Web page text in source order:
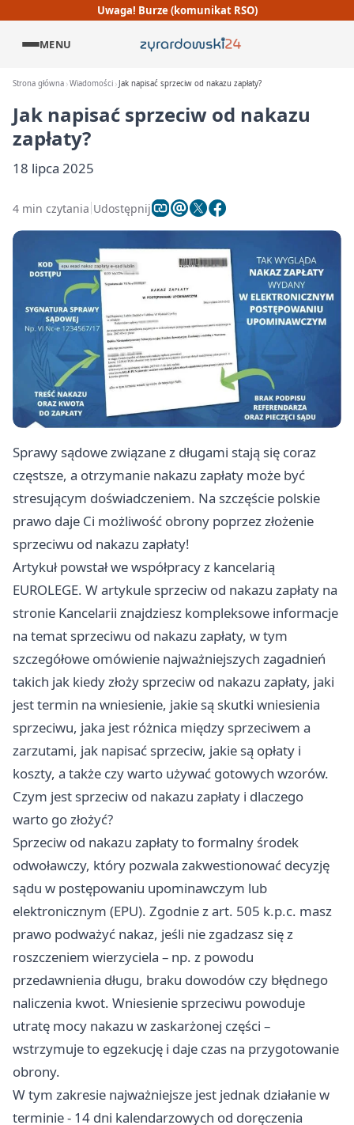
Uwaga! Burze (komunikat RSO)
MENU
Strona główna Wiadomości Jak napisać sprzeciw od nakazu zapłaty?
Jak napisać sprzeciw od nakazu
zapłaty?
18 lipca 2025
4 min czytania Udostępnij
Sprawy sądowe związane z długami stają się coraz
częstsze, a otrzymanie nakazu zapłaty może być
stresującym doświadczeniem. Na szczęście polskie
prawo daje Ci możliwość obrony poprzez złożenie
sprzeciwu od nakazu zapłaty!
Artykuł powstał we współpracy z kancelarią
EUROLEGE. W artykule sprzeciw od nakazu zapłaty na
stronie Kancelarii znajdziesz kompleksowe informacje
na temat sprzeciwu od nakazu zapłaty, w tym
szczegółowe omówienie najważniejszych zagadnień
takich jak kiedy złoży sprzeciw od nakazu zapłaty, jaki
jest termin na wniesienie, jakie są skutki wniesienia
sprzeciwu, jaka jest różnica między sprzeciwem a
zarzutami, jak napisać sprzeciw, jakie są opłaty i
koszty, a także czy warto używać gotowych wzorów.
Czym jest sprzeciw od nakazu zapłaty i dlaczego
warto go złożyć?
Sprzeciw od nakazu zapłaty to formalny środek
odwoławczy, który pozwala zakwestionować decyzję
sądu w postępowaniu upominawczym lub
elektronicznym (EPU). Zgodnie z art. 505 k.p.c. masz
prawo podważyć nakaz, jeśli nie zgadzasz się z
roszczeniem wierzyciela – np. z powodu
przedawnienia długu, braku dowodów czy błędnego
naliczenia kwot. Wniesienie sprzeciwu powoduje
utratę mocy nakazu w zaskarżonej części –
wstrzymuje to egzekucję i daje czas na przygotowanie
obrony.
W tym zakresie najważniejsze jest jednak działanie w
terminie - 14 dni kalendarzowych od doręczenia